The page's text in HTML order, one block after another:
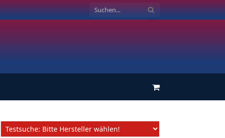
Einkaufswagen